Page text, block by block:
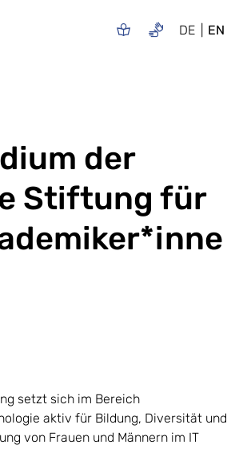
DE EN
der
Stiftung für
setzt sich im Bereich
aktiv für Bildung, Diversität und
von Frauen und Männern im IT